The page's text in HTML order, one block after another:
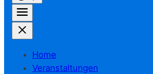
Home
Veranstaltungen